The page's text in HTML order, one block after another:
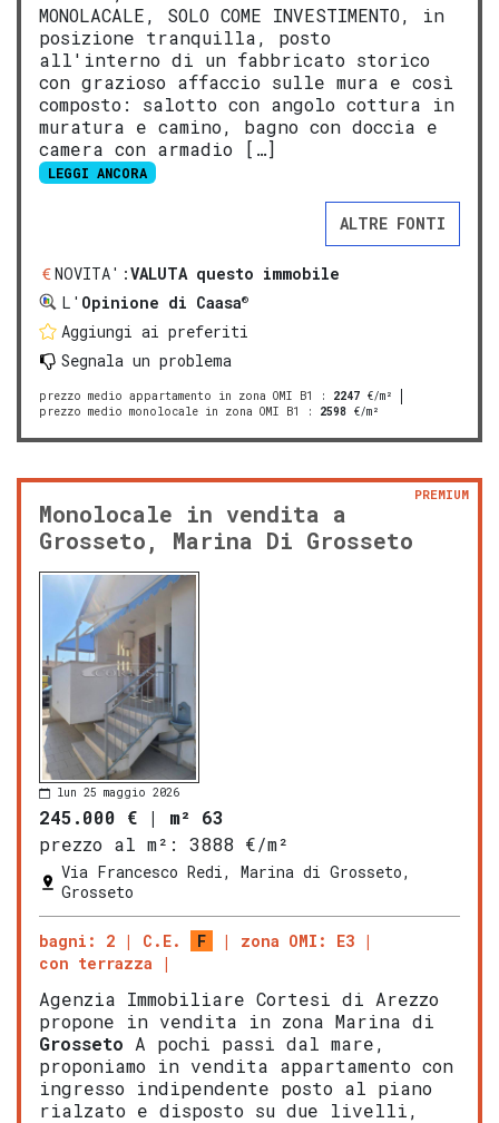
MONOLACALE, SOLO COME INVESTIMENTO, in
posizione tranquilla, posto
all'interno di un fabbricato storico
con grazioso affaccio sulle mura e così
composto: salotto con angolo cottura in
muratura e camino, bagno con doccia e
camera con armadio […]
LEGGI ANCORA
ALTRE FONTI
NOVITA':VALUTA questo immobile
L' Opinione di Caasa®
Aggiungi ai preferiti
Segnala un problema
prezzo medio appartamento in zona OMI B1 : 2247 €/m²
prezzo medio monolocale in zona OMI B1
: 2598 €/m²
Monolocale in vendita a
Grosseto, Marina Di Grosseto
PREMIUM
lun 25 maggio 2026
245.000 € | m² 63
prezzo al m²:
3888 €/m²
Via Francesco Redi, Marina di Grosseto,
Grosseto
bagni: 2 C.E. F
zona OMI: E3
con terrazza
Agenzia Immobiliare Cortesi di Arezzo
propone in vendita in zona Marina di
Grosseto A pochi passi dal mare,
proponiamo in vendita appartamento con
ingresso indipendente posto al piano
rialzato e disposto su due livelli,